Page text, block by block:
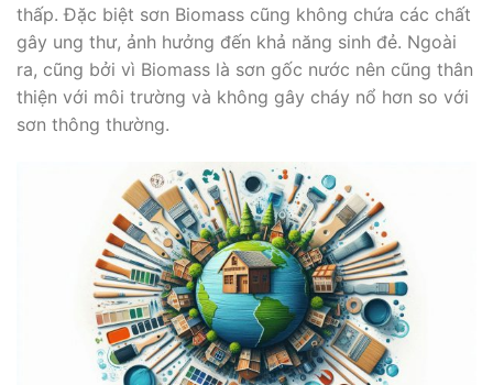
thấp. Đặc biệt sơn Biomass cũng không chứa các chất
gây ung thư, ảnh hưởng đến khả năng sinh đẻ. Ngoài
ra, cũng bởi vì Biomass là sơn gốc nước nên cũng thân
thiện với môi trường và không gây cháy nổ hơn so với
sơn thông thường.